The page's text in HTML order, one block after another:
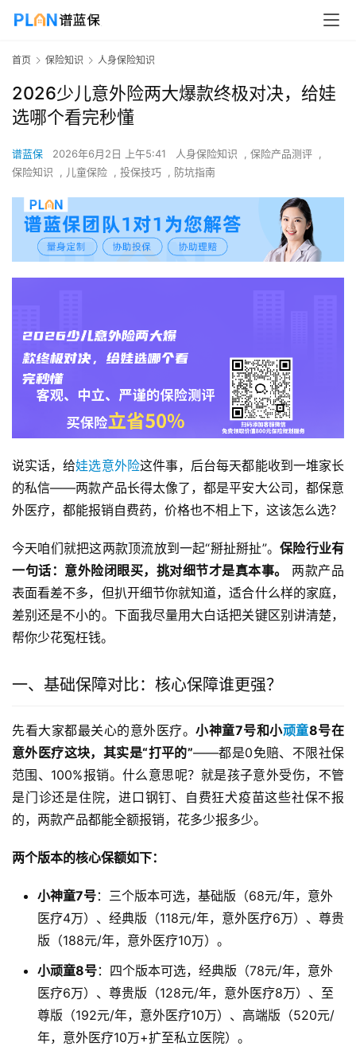
首页 保险知识 人身保险知识
2026少儿意外险两大爆款终极对决，给娃
选哪个看完秒懂
谱蓝保 2026年6月2日 上午5:41 人身保险知识 , 保险产品测评 ,
保险知识
, 儿童保险 , 投保技巧 , 防坑指南
说实话，给娃选意外险这件事，后台每天都能收到一堆家长
的私信——两款产品长得太像了，都是平安大公司，都保意
外医疗，都能报销自费药，价格也不相上下，这该怎么选？
今天咱们就把这两款顶流放到一起“掰扯掰扯”。保险行业有
一句话：意外险闭眼买，挑对细节才是真本事。
两款产品
表面看差不多，但扒开细节你就知道，适合什么样的家庭，
差别还是不小的。下面我尽量用大白话把关键区别讲清楚，
帮你少花冤枉钱。
一、基础保障对比：核心保障谁更强？
先看大家都最关心的意外医疗。小神童7号和小顽童8号在
意外医疗这块，其实是“打平的”——都是0免赔、不限社保
范围、100%报销。什么意思呢？就是孩子意外受伤，不管
是门诊还是住院，进口钢钉、自费狂犬疫苗这些社保不报
的，两款产品都能全额报销，花多少报多少。
两个版本的核心保额如下：
小神童7号：三个版本可选，基础版（68元/年，意外
医疗4万）、经典版（118元/年，意外医疗6万）、尊贵
版（188元/年，意外医疗10万）。
小顽童8号：四个版本可选，经典版（78元/年，意外
医疗6万）、尊贵版（128元/年，意外医疗8万）、至
尊版（192元/年，意外医疗10万）、高端版（520元/
年，意外医疗10万+扩至私立医院）。